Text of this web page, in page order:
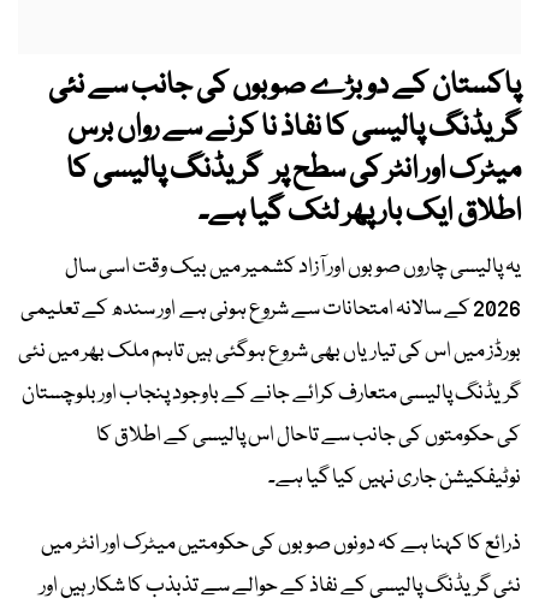
پاکستان کے دو بڑے صوبوں کی جانب سے نئی
گریڈنگ پالیسی کا نفاذ نا کرنے سے رواں برس
میٹرک اور انٹر کی سطح پر گریڈنگ پالیسی کا
اطلاق ایک بار پھر لٹک گیا ہے۔
یہ پالیسی چاروں صوبوں اور آزاد کشمیر میں بیک وقت اسی سال
2026 کے سالانہ امتحانات سے شروع ہونی ہے اور سندھ کے تعلیمی
بورڈز میں اس کی تیاریاں بھی شروع ہوگئی ہیں تاہم ملک بھر میں نئی
گریڈنگ پالیسی متعارف کرائے جانے کے باوجود پنجاب اور بلوچستان
کی حکومتوں کی جانب سے تاحال اس پالیسی کے اطلاق کا
نوٹیفکیشن جاری نہیں کیا گیا ہے۔
ذرائع کا کہنا ہے کہ دونوں صوبوں کی حکومتیں میٹرک اور انٹر میں
نئی گریڈنگ پالیسی کے نفاذ کے حوالے سے تذبذب کا شکار ہیں اور